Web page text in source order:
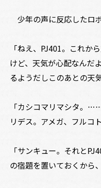
少年の声に反応したロ
「ねえ、PJ401。これか
けど、天気が心配なんだ
るようだし――このあとの天
「カシコマリマシタ。
リデス。アメガ、フルコ
「サンキュー。それと
の宿題を置いておくから